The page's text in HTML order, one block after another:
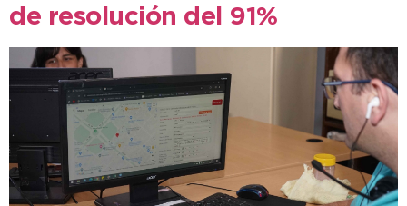
de resolución del 91%